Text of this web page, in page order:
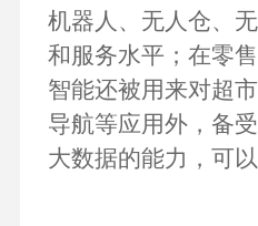
机器人、无人仓、
和服务水平；在零
智能还被用来对超
导航等应用外，备
大数据的能力，可